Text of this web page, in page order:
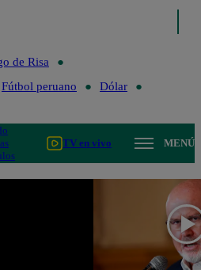
de Risa
Fútbol peruano
Dólar
TV en vivo MENÚ